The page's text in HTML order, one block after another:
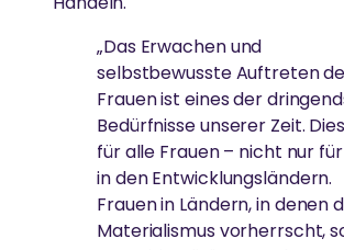
„Das Erwachen und
selbstbewusste Auftreten
Frauen ist eines der
Bedürfnisse unserer Zeit.
für alle Frauen – nicht nur
in den Entwicklungsländern.
Frauen in Ländern, in denen
Materialismus vorherrscht,